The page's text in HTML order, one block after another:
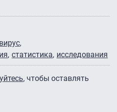
статистика исследования
, чтобы оставлять